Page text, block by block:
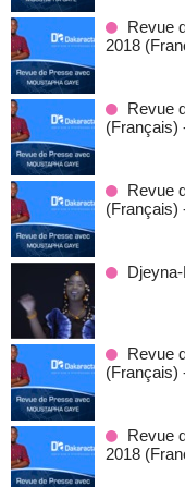
Revue
2018
Revue
(Français)
Revue
(Français)
Revue
(Français)
Revue
2018